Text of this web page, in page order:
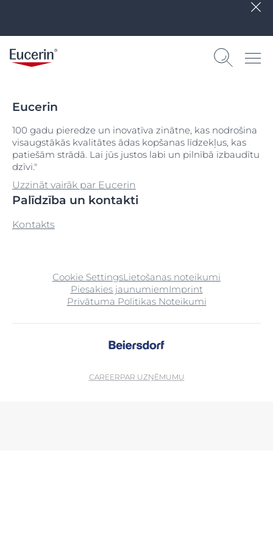
Eucerin
100 gadu pieredze un inovatīva zinātne, kas nodrošina
visaugstākās kvalitātes ādas kopšanas līdzekļus, kas
patiešām strādā. Lai jūs justos labi un pilnībā izbaudītu
dzīvi."
Uzzināt vairāk par Eucerin
Palīdzība un kontakti
Kontakts
Cookie SettingsLietošanas noteikumi
Piesakies jaunumiemImprint
Privātuma Politikas Noteikumi
CAREERPAR UZŅĒMUMU